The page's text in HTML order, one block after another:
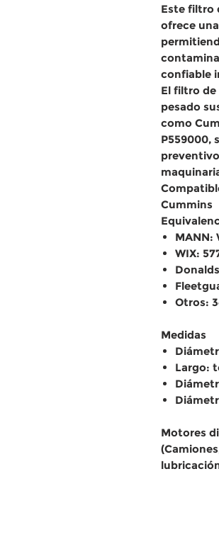
Este filtro
ofrece una
confiable
El filtro de
pesado
como
P559000,
Cummins
MANN:
WIX:
Otros:
Medidas
Largo:
Motores